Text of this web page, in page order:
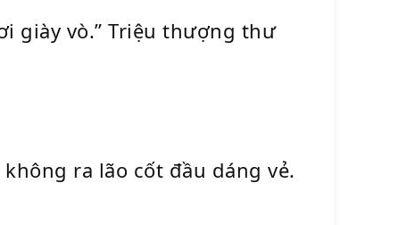
giày vò.” Triệu thượng thư
ra lão cốt đầu dáng vẻ.